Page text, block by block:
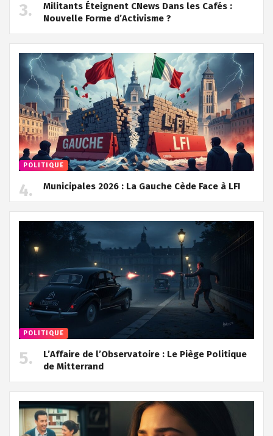
Militants Éteignent CNews Dans les Cafés :
Nouvelle Forme d’Activisme ?
POLITIQUE
Municipales 2026 : La Gauche Cède Face à LFI
POLITIQUE
L’Affaire de l’Observatoire : Le Piège Politique
de Mitterrand